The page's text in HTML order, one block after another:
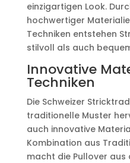
einzigartigen Look.
hochwertiger
Techniken entstehen
stilvoll als auch
Innovative
Techniken
Die Schweizer
traditionelle Muster
auch innovative
Kombination aus
macht die Pullover aus